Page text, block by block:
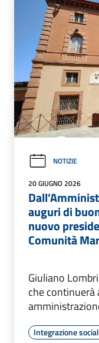
NOTIZIE
20 GIUGNO 2026
auguri di
nuovo
Comunità
Giuliano
che continuerà
Integrazione